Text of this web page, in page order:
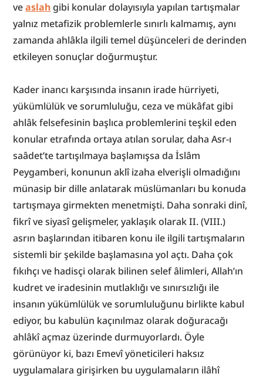
ve aslah gibi konular dolayısıyla yapılan tartışmalar
yalnız metafizik problemlerle sınırlı kalmamış, aynı
zamanda ahlâkla ilgili temel düşünceleri de derinden
etkileyen sonuçlar doğurmuştur.
Kader inancı karşısında insanın irade hürriyeti,
yükümlülük ve sorumluluğu, ceza ve mükâfat gibi
ahlâk felsefesinin başlıca problemlerini teşkil eden
konular etrafında ortaya atılan sorular, daha Asr-ı
saâdet’te tartışılmaya başlamışsa da İslâm
Peygamberi, konunun aklî izaha elverişli olmadığını
münasip bir dille anlatarak müslümanları bu konuda
tartışmaya girmekten menetmişti. Daha sonraki dinî,
fikrî ve siyasî gelişmeler, yaklaşık olarak II. (VIII.)
asrın başlarından itibaren konu ile ilgili tartışmaların
sistemli bir şekilde başlamasına yol açtı. Daha çok
fıkıhçı ve hadisçi olarak bilinen selef âlimleri, Allah’ın
kudret ve iradesinin mutlaklığı ve sınırsızlığı ile
insanın yükümlülük ve sorumluluğunu birlikte kabul
ediyor, bu kabulün kaçınılmaz olarak doğuracağı
ahlâkî açmaz üzerinde durmuyorlardı. Öyle
görünüyor ki, bazı Emevî yöneticileri haksız
uygulamalara girişirken bu uygulamaların ilâhî